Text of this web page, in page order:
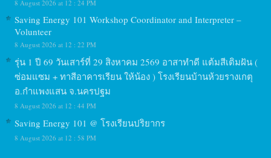
8 August 2026 at 12 : 24 PM
Saving Energy 101 Workshop Coordinator and Interpreter –
Volunteer
8 August 2026 at 12 : 22 PM
รุ่น 1 ปี 69 วันเสาร์ที่ 29 สิงหาคม 2569 อาสาทำดี แต้มสีเติมฝัน (
ซ่อมแซม + ทาสีอาคารเรียน ให้น้อง ) โรงเรียนบ้านห้วยรางเกตุ
อ.กำแพงแสน จ.นครปฐม
8 August 2026 at 12 : 44 PM
Saving Energy 101 @ โรงเรียนปริยากร
8 August 2026 at 12 : 58 PM